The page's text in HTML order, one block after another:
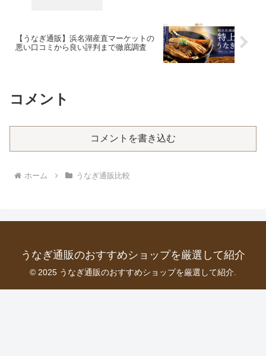
【うなぎ通販】浜名湖産直マーケットの
悪い口コミから良い評判まで徹底調査
コメント
コメントを書き込む
ホーム うなぎ通販比較
うなぎ通販のおすすめショップを厳選して紹介
© 2025 うなぎ通販のおすすめショップを厳選して紹介.